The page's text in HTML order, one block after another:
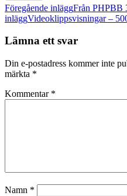
Inläggsnavigering
Föregående inläggFrån PHPBB
inläggVideoklippsvisningar –
Lämna ett svar
Din e-postadress kommer inte
märkta *
Kommentar *
Namn *